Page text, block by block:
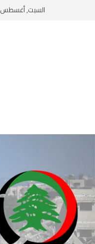
السبت, أغسطس 8, 2026